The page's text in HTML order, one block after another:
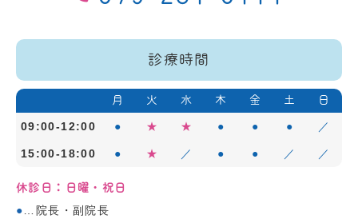
診療時間
月 火 水 木 金 土 日
09:00-12:00 ● ★ ★ ● ● ● ／
15:00-18:00 ● ★ ／ ● ● ／ ／
休診日：日曜・祝日
● …院長・副院長